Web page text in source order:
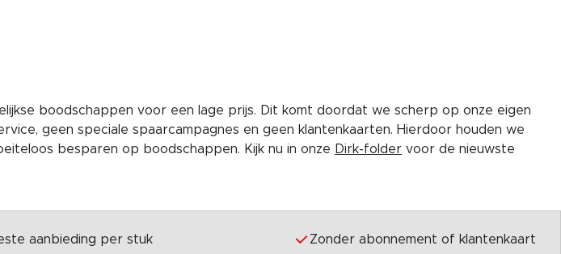
boodschappen voor een lage prijs. Dit komt doordat we scherp op onze eigen
geen speciale spaarcampagnes en geen klantenkaarten. Hierdoor houden we
besparen op boodschappen. Kijk nu in onze Dirk-folder voor de nieuwste
aanbieding per stuk Zonder abonnement of klantenkaart